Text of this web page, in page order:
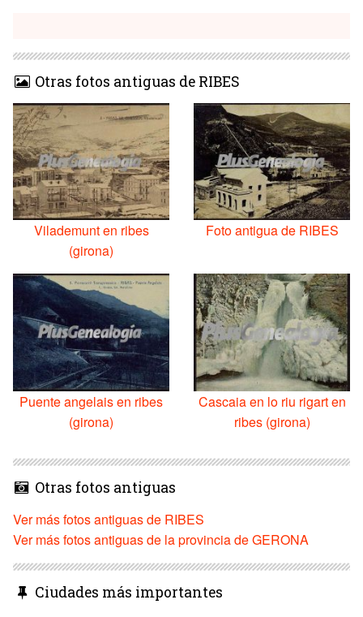
Otras fotos antiguas de RIBES
Vilademunt en ribes
(girona)
Foto antigua de RIBES
Puente angelais en ribes
(girona)
Cascaia en lo riu rigart en
ribes (girona)
Otras fotos antiguas
Ver más fotos antiguas de RIBES
Ver más fotos antiguas de la provincia de GERONA
Ciudades más importantes